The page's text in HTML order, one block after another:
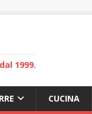
1999.
CUCINA